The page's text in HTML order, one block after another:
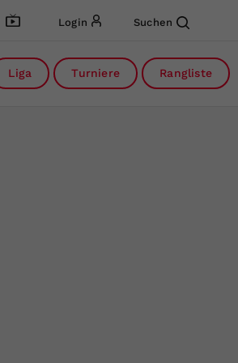
Login Suchen
Liga Turniere Rangliste